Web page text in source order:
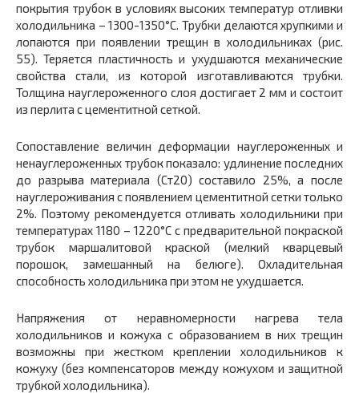
покрытия трубок в условиях высоких температур отливки
холодильника – 1300-1350°С. Трубки делаются хрупкими и
лопаются при появлении трещин в холодильниках (рис.
55). Теряется пластичность и ухудшаются механические
свойства стали, из которой изготавливаются трубки.
Толщина науглероженного слоя достигает 2 мм и состоит
из перлита с цементитной сеткой.
Сопоставление величин деформации науглероженных и
ненауглероженных трубок показало: удлинение последних
до разрыва материала (Ст20) составило 25%, а после
науглероживания с появлением цементитной сетки только
2%. Поэтому рекомендуется отливать холодильники при
температурах 1180 – 1220°С с предварительной покраской
трубок маршалитовой краской (мелкий кварцевый
порошок, замешанный на белюге). Охладительная
способность холодильника при этом не ухудшается.
Напряжения от неравномерности нагрева тела
холодильников и кожуха с образованием в них трещин
возможны при жестком креплении холодильников к
кожуху (без компенсаторов между кожухом и защитной
трубкой холодильника).